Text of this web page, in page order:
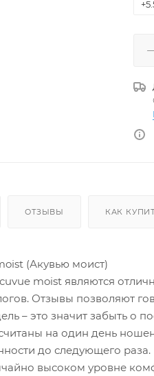
ОТЗЫВЫ КАК
(Акувью моист)
moist являются
Отзывы позволяют
– это значит забыть о
на один день
до следующего
высоком уровне